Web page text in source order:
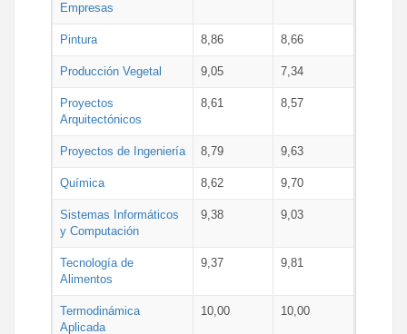
Empresas
Pintura 8,86 8,66
Producción Vegetal 9,05 7,34
Proyectos
Arquitectónicos
8,61 8,57
Proyectos de Ingeniería 8,79 9,63
Química 8,62 9,70
Sistemas Informáticos
y Computación
9,38 9,03
Tecnología de
Alimentos
9,37 9,81
Termodinámica
Aplicada
10,00 10,00